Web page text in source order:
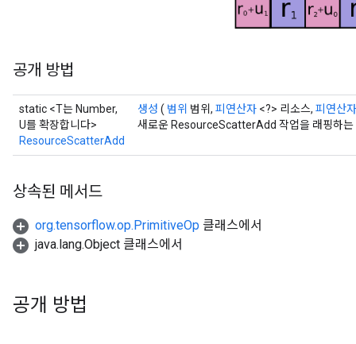
공개 방법
static <T는 Number,
U를 확장합니다>
ResourceScatterAdd
생성 ( 범위 범위, 피연산자 <?> 리소스, 피연산자
새로운 ResourceScatterAdd 작업을 래핑하는
상속된 메서드
org.tensorflow.op.PrimitiveOp 클래스에서
java.lang.Object 클래스에서
공개 방법